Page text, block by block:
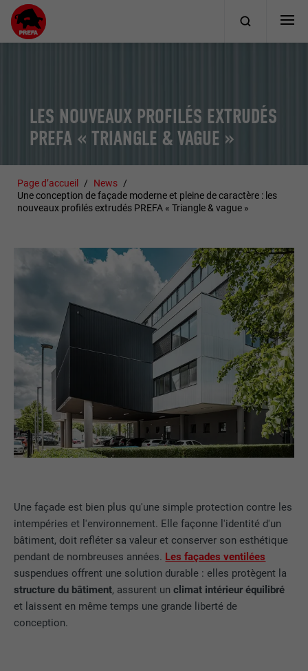
LES NOUVEAUX PROFILÉS EXTRUDÉS
PREFA « TRIANGLE & VAGUE »
Page d’accueil
News
Une conception de façade moderne et pleine de caractère : les
nouveaux profilés extrudés PREFA « Triangle & vague »
Une façade est bien plus qu'une simple protection contre les
intempéries et l'environnement. Elle façonne l'identité d'un
bâtiment, doit refléter sa valeur et conserver son esthétique
pendant de nombreuses années. Les façades ventilées
suspendues offrent une solution durable : elles protègent la
structure du bâtiment, assurent unclimat intérieur équilibré
et laissent en même temps une grande liberté de
conception.